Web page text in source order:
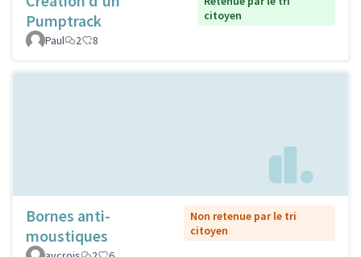
Pumptrack
citoyen
Paul
2 8
Bornes anti-
moustiques
Non retenue par le tri
citoyen